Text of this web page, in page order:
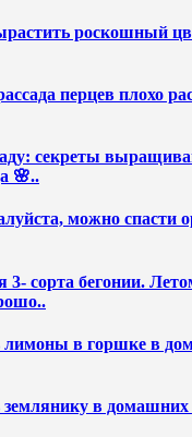
роскошный
перцев плохо
секреты
🌸..
можно спасти
3- сорта бегонии.
в горшке в
в домашних